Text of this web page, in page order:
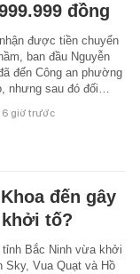
đồng
được tiền chuyển
ban đầu Nguyễn
đến Công an phường
nhưng sau đó đối…
6 giờ trước
đến gây
tố?
tỉnh Bắc Ninh vừa khởi
Sky, Vua Quạt và Hồ